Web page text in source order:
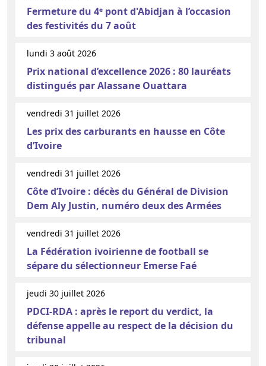
Fermeture du 4ᵉ pont d'Abidjan à l’occasion
des festivités du 7 août
lundi 3 août 2026
Prix national d’excellence 2026 : 80 lauréats
distingués par Alassane Ouattara
vendredi 31 juillet 2026
Les prix des carburants en hausse en Côte
d’Ivoire
vendredi 31 juillet 2026
Côte d’Ivoire : décès du Général de Division
Dem Aly Justin, numéro deux des Armées
vendredi 31 juillet 2026
La Fédération ivoirienne de football se
sépare du sélectionneur Emerse Faé
jeudi 30 juillet 2026
PDCI-RDA : après le report du verdict, la
défense appelle au respect de la décision du
tribunal